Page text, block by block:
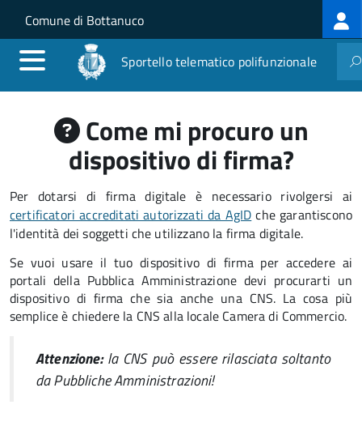
Salta al contenuto principale
Skip to site navigation
Comune di Bottanuco
Sportello telematico polifunzionale
Come mi procuro un
dispositivo di firma?
Per dotarsi di firma digitale è necessario rivolgersi ai
certificatori accreditati autorizzati da AgID che garantiscono
l'identità dei soggetti che utilizzano la firma digitale.
Se vuoi usare il tuo dispositivo di firma per accedere ai
portali della Pubblica Amministrazione devi procurarti un
dispositivo di firma che sia anche una CNS. La cosa più
semplice è chiedere la CNS alla locale Camera di Commercio.
Attenzione:la CNS può essere rilasciata soltanto
da Pubbliche Amministrazioni!